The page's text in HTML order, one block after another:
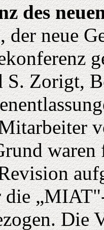
des
der neue
S. Zorigt,
die
Die